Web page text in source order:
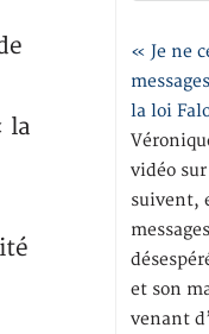
la
« Je ne
la loi
vidéo
suivent,
et son
venant